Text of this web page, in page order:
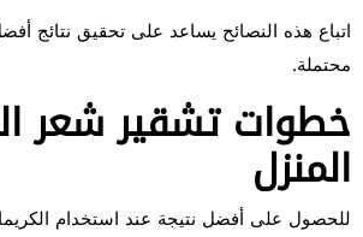
اتباع هذه النصائح يساعد على تحقيق نتائج
محتملة.
خطوات تشقير شعر
المنزل
للحصول على أفضل نتيجة عند استخدام